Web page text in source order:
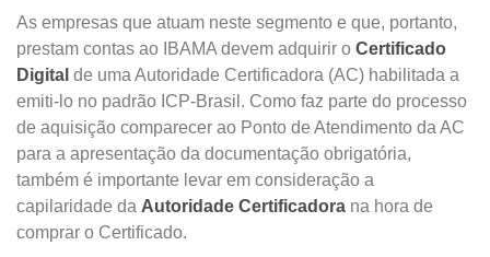
As empresas que atuam neste segmento e que, portanto,
prestam contas ao IBAMA devem adquirir o Certificado
Digital de uma Autoridade Certificadora (AC) habilitada a
emiti-lo no padrão ICP-Brasil. Como faz parte do processo
de aquisição comparecer ao Ponto de Atendimento da AC
para a apresentação da documentação obrigatória,
também é importante levar em consideração a
capilaridade da Autoridade Certificadora na hora de
comprar o Certificado.